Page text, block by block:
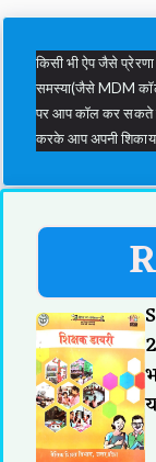
किसी भी ऐप जैसे प्रेरणा
समस्या(जैसे MDM कॉल)
पर आप कॉल कर सकते
करके आप अपनी